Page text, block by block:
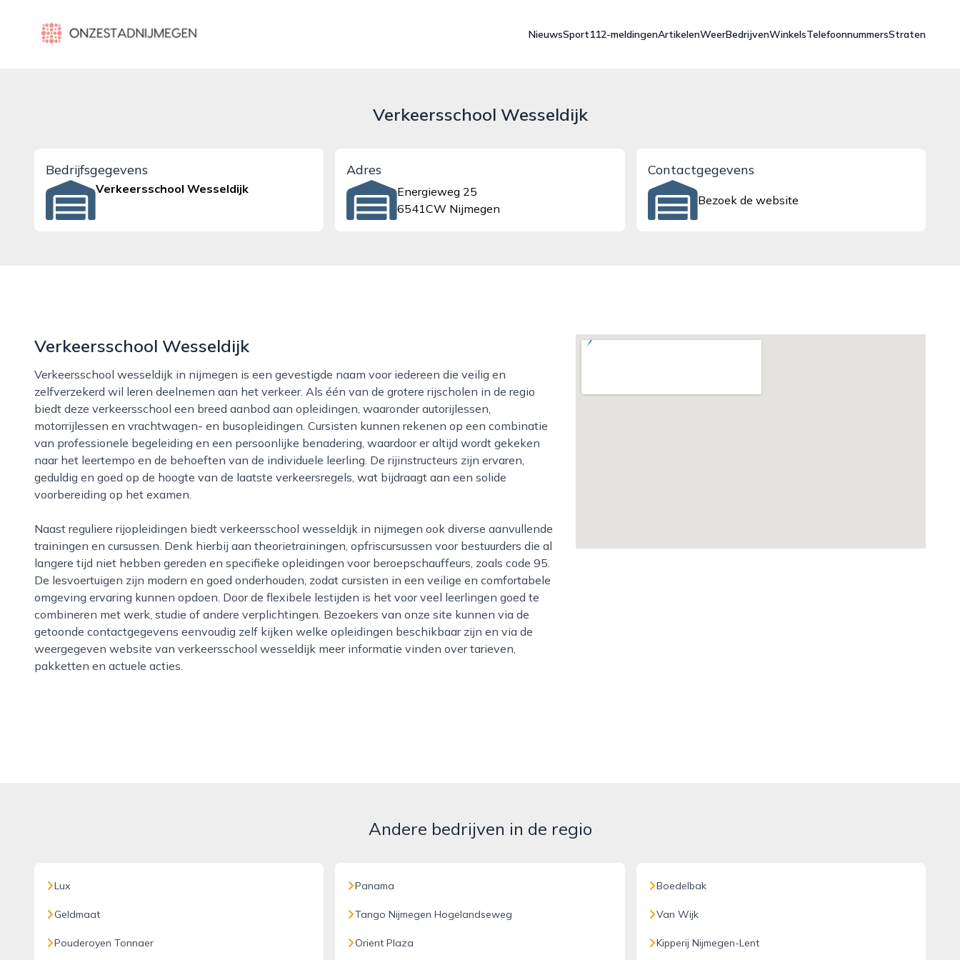
onzestadnijmegen.nl
NieuwsSport112-meldingenArtikelenWeerBedrijvenWinkelsTelefoonnummersStraten
Verkeersschool Wesseldijk
Bedrijfsgegevens
Verkeersschool Wesseldijk
Adres
Energieweg 25
6541CW Nijmegen
Contactgegevens
Bezoek de website
Verkeersschool Wesseldijk
Verkeersschool wesseldijk in nijmegen is een gevestigde naam voor iedereen die veilig en
zelfverzekerd wil leren deelnemen aan het verkeer. Als één van de grotere rijscholen in de regio
biedt deze verkeersschool een breed aanbod aan opleidingen, waaronder autorijlessen,
motorrijlessen en vrachtwagen- en busopleidingen. Cursisten kunnen rekenen op een combinatie
van professionele begeleiding en een persoonlijke benadering, waardoor er altijd wordt gekeken
naar het leertempo en de behoeften van de individuele leerling. De rijinstructeurs zijn ervaren,
geduldig en goed op de hoogte van de laatste verkeersregels, wat bijdraagt aan een solide
voorbereiding op het examen.
Naast reguliere rijopleidingen biedt verkeersschool wesseldijk in nijmegen ook diverse aanvullende
trainingen en cursussen. Denk hierbij aan theorietrainingen, opfriscursussen voor bestuurders die al
langere tijd niet hebben gereden en specifieke opleidingen voor beroepschauffeurs, zoals code 95.
De lesvoertuigen zijn modern en goed onderhouden, zodat cursisten in een veilige en comfortabele
omgeving ervaring kunnen opdoen. Door de flexibele lestijden is het voor veel leerlingen goed te
combineren met werk, studie of andere verplichtingen. Bezoekers van onze site kunnen via de
getoonde contactgegevens eenvoudig zelf kijken welke opleidingen beschikbaar zijn en via de
weergegeven website van verkeersschool wesseldijk meer informatie vinden over tarieven,
pakketten en actuele acties.
Andere bedrijven in de regio
Lux
Geldmaat
Pouderoyen Tonnaer
Panama
Tango Nijmegen Hogelandseweg
Orient Plaza
Boedelbak
Van Wijk
Kipperij Nijmegen-Lent